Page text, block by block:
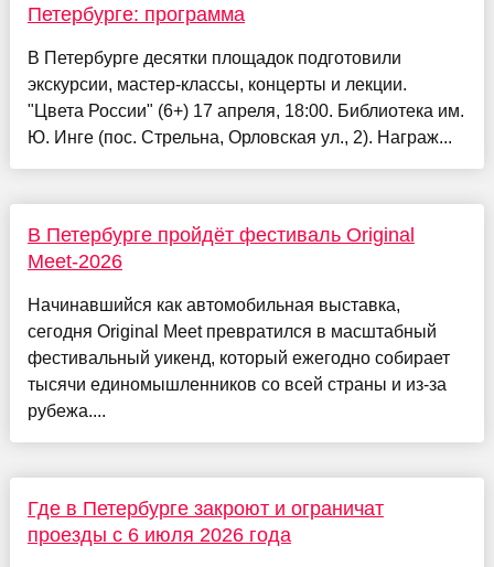
Петербурге: программа
В Петербурге десятки площадок подготовили
экскурсии, мастер-классы, концерты и лекции.
"Цвета России" (6+) 17 апреля, 18:00. Библиотека им.
Ю. Инге (пос. Стрельна, Орловская ул., 2). Награж...
В Петербурге пройдёт фестиваль Original
Meet-2026
Начинавшийся как автомобильная выставка,
сегодня Original Meet превратился в масштабный
фестивальный уикенд, который ежегодно собирает
тысячи единомышленников со всей страны и из-за
рубежа....
Где в Петербурге закроют и ограничат
проезды с 6 июля 2026 года